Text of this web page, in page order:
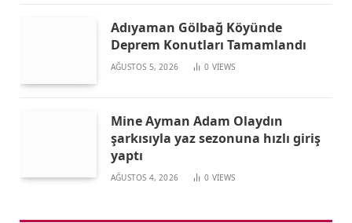
Adıyaman Gölbağ Köyünde
Deprem Konutları Tamamlandı
AĞUSTOS 5, 2026 0 VIEWS
Mine Ayman Adam Olaydın
şarkısıyla yaz sezonuna hızlı giriş
yaptı
AĞUSTOS 4, 2026 0 VIEWS